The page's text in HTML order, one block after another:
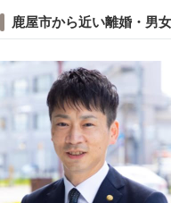
鹿屋市から近い離婚・男